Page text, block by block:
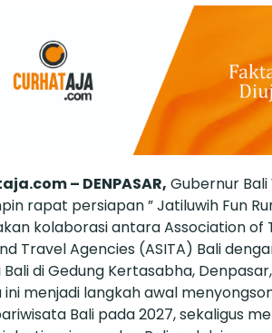
– DENPASAR, Gubernur
rapat persiapan ” Jatiluwih Fun
kolaborasi antara Association of
Travel Agencies (ASITA) Bali
Bali di Gedung Kertasabha,
ini menjadi langkah awal
Bali pada 2027, sekaligus